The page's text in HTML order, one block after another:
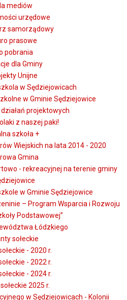
mediów
urzędowe
samorządowy
prasowe
pobrania
dla Gminy
Unijne
w Sędziejowicach
w Gminie Sędziejowice
projektowych
z naszej paki!
szkoła +
Wiejskich na lata 2014 - 2020
Gmina
- rekreacyjnej na terenie gminy
w Gminie Sędziejowice
– Program Wsparcia i Rozwoju
Podstawowej”
Łódzkiego
sołeckie
- 2020 r.
- 2022 r.
- 2024 r.
2025 r.
w Sędziejowicach - Kolonii